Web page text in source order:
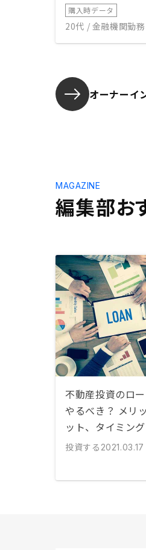
購入時データ
20代 / 金融機関勤務
オーナーイ
編集部お
MAGAZINE
不動産投資のロ
やるべき？ メリ
ット、タイミン
投資する 2021.03.17